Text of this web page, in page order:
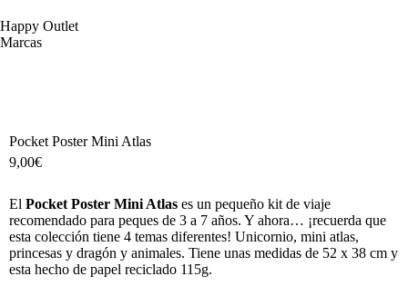
Happy Outlet
Marcas
Pocket Poster Mini Atlas
9,00€
El Pocket Poster Mini Atlas es un pequeño kit de viaje
recomendado para peques de 3 a 7 años. Y ahora… ¡recuerda que
esta colección tiene 4 temas diferentes! Unicornio, mini atlas,
princesas y dragón y animales. Tiene unas medidas de 52 x 38 cm y
esta hecho de papel reciclado 115g.